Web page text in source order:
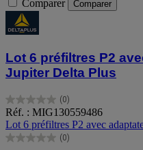
Comparer Comparer
Lot 6 préfiltres P2
Jupiter Delta Plus
(0)
0.0
sur
5
étoiles.
Réf. : MIG130559486
Lot 6 préfiltres P2 avec
(0)
0.0